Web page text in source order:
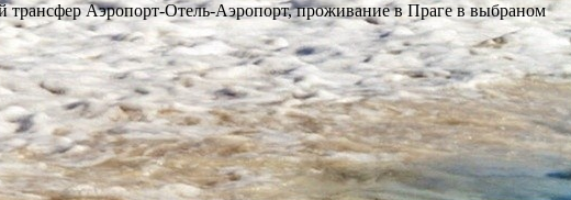
Аэропорт-Отель-Аэропорт, проживание в Праге в выбраном